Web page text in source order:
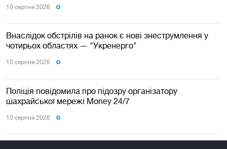
10 серпня 2026
Внаслідок обстрілів на ранок є нові знеструмлення у
чотирьох областях — "Укренерго"
10 серпня 2026
Поліція повідомила про підозру організатору
шахрайської мережі Money 24/7
10 серпня 2026